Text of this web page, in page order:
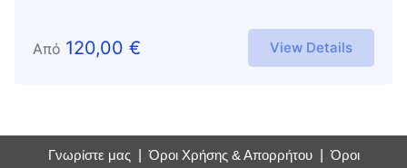
Από 120,00 € View Details
Γνωρίστε μας|Όροι Χρήσης & Απορρήτου|Όροι